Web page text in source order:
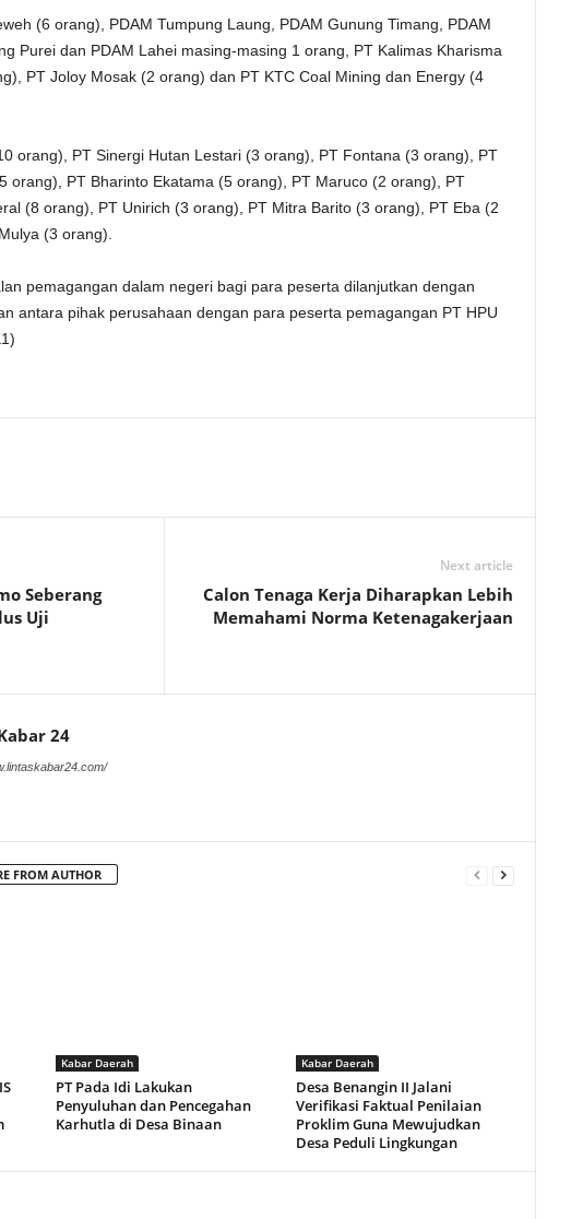
(6 orang), PDAM Tumpung Laung, PDAM Gunung Timang, PDAM
Purei dan PDAM Lahei masing-masing 1 orang, PT Kalimas Kharisma
PT Joloy Mosak (2 orang) dan PT KTC Coal Mining dan Energy (4
orang), PT Sinergi Hutan Lestari (3 orang), PT Fontana (3 orang), PT
orang), PT Bharinto Ekatama (5 orang), PT Maruco (2 orang), PT
(8 orang), PT Unirich (3 orang), PT Mitra Barito (3 orang), PT Eba (2
(3 orang).
pemagangan dalam negeri bagi para peserta dilanjutkan dengan
antara pihak perusahaan dengan para peserta pemagangan PT HPU
Seberang
Uji
Next article
Calon Tenaga Kerja Diharapkan Lebih
Memahami Norma Ketenagakerjaan
24
FROM AUTHOR
Kabar Daerah
PT Pada Idi Lakukan
Penyuluhan dan Pencegahan
Karhutla di Desa Binaan
Kabar Daerah
Desa Benangin II Jalani
Verifikasi Faktual Penilaian
Proklim Guna Mewujudkan
Desa Peduli Lingkungan